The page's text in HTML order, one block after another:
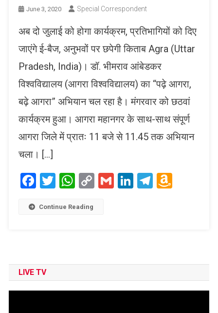
June 3, 2020 Special Correspondent
अब दो जुलाई को होगा कार्यक्रम, प्रतिभागियों को दिए
जाएंगे ई-बैज, अनुभवों पर छपेगी किताब Agra (Uttar
Pradesh, India)। डॉ. भीमराव आंबेडकर
विश्वविद्यालय (आगरा विश्वविद्यालय) का “पढ़े आगरा,
बढ़े आगरा” अभियान चल रहा है। मंगरवार को छठवां
कार्यक्रम हुआ। आगरा महानगर के साथ-साथ संपूर्ण
आगरा जिले में प्रातः 11 बजे से 11.45 तक अभियान
चला। […]
Facebook
Twitter
WhatsApp
CopyGmailLinkedIn
Telegram
Continue Reading
LIVE TV